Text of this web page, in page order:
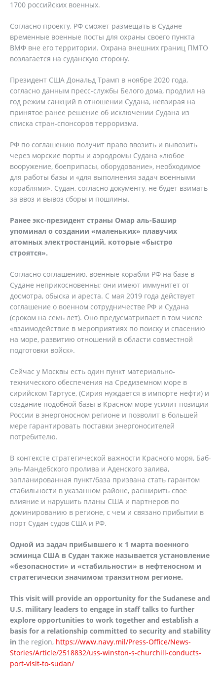
1700 российских военных.
Согласно проекту, РФ сможет размещать в Судане
временные военные посты для охраны своего пункта
ВМФ вне его территории. Охрана внешних границ ПМТО
возлагается на суданскую сторону.
Президент США Дональд Трамп в ноябре 2020 года,
согласно данным пресс-службы Белого дома, продлил на
год режим санкций в отношении Судана, невзирая на
принятое ранее решение об исключении Судана из
списка стран-спонсоров терроризма.
РФ по соглашению получит право ввозить и вывозить
через морские порты и аэродромы Судана «любое
вооружение, боеприпасы, оборудование», необходимое
для работы базы и «для выполнения задач военными
кораблями». Судан, согласно документу, не будет взимать
за ввоз и вывоз сборы и пошлины.
Ранее экс-президент страны Омар аль-Башир
упоминал о создании «маленьких» плавучих
атомных электростанций, которые «быстро
строятся».
Согласно соглашению, военные корабли РФ на базе в
Судане неприкосновенны; они имеют иммунитет от
досмотра, обыска и ареста. С мая 2019 года действует
соглашение о военном сотрудничестве РФ и Судана
(сроком на семь лет). Оно предусматривает в том числе
«взаимодействие в мероприятиях по поиску и спасению
на море, развитию отношений в области совместной
подготовки войск».
Сейчас у Москвы есть один пункт материально-
технического обеспечения на Средиземном море в
сирийском Тартусе, (Сирия нуждается в импорте нефти) и
создание подобной базы в Красном море усилит позиции
России в энергоносном регионе и позволит в большей
мере гарантировать поставки энергоносителей
потребителю.
В контексте стратегической важности Красного моря, Баб-
эль-Мандебского пролива и Аденского залива,
запланированная пункт/база призвана стать гарантом
стабильности в указанном районе, расширить свое
влияние и нарушить планы США и партнеров по
доминированию в регионе, с чем и связано прибытии в
порт Судан судов США и РФ.
Одной из задач прибывшего к 1 марта военного
эсминца США в Судан также называется установление
«безопасности» и «стабильности» в нефтеносном и
стратегически значимом транзитном регионе.
This visit will provide an opportunity for the Sudanese and
U.S. military leaders to engage in staff talks to further
explore opportunities to work together and establish a
basis for a relationship committed to security and stability
in the region, https://www.navy.mil/Press-Office/News-
Stories/Article/2518832/uss-winston-s-churchill-conducts-
port-visit-to-sudan/